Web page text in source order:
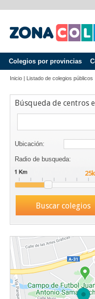
Colegios por provincias
Inicio | Listado de colegios públicos
Búsqueda de centros
Ubicación:
Radio de busqueda:
Buscar colegios